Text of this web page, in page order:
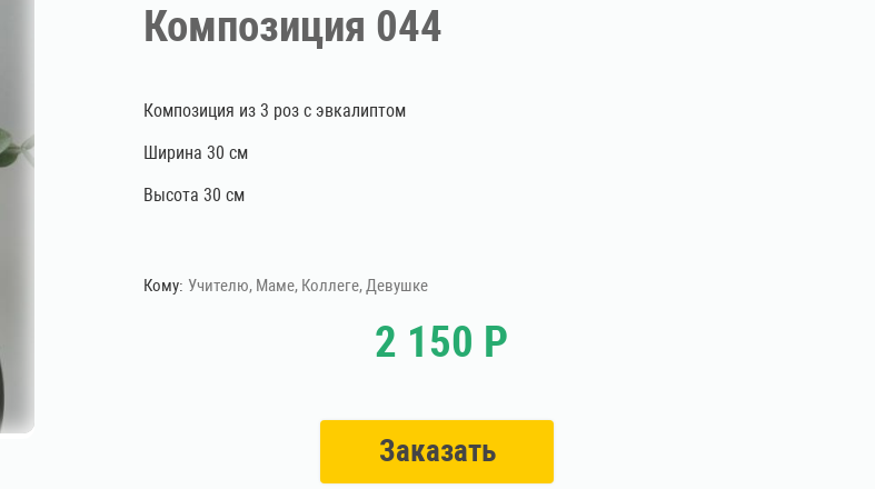
Композиция 044
Композиция из 3 роз с эвкалиптом
Ширина 30 см
Высота 30 см
Кому: Учителю, Маме, Коллеге, Девушке
2 150 Р
Заказать